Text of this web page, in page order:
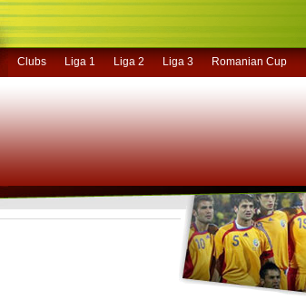
Clubs Liga 1 Liga 2 Liga 3 Romanian Cup